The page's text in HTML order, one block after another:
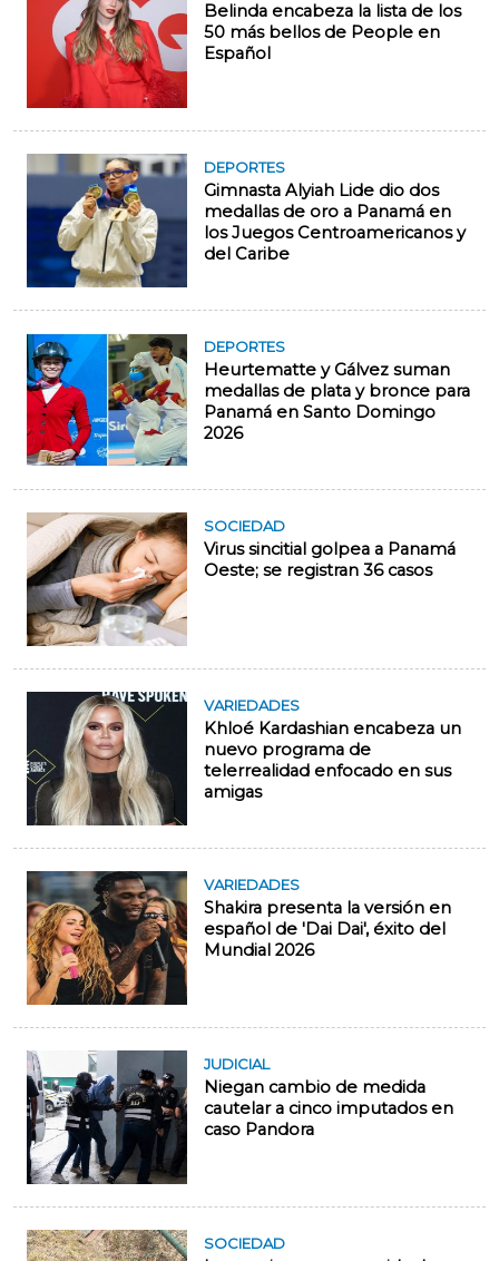
Belinda encabeza la lista de los
50 más bellos de People en
Español
DEPORTES
Gimnasta Alyiah Lide dio dos
medallas de oro a Panamá en
los Juegos Centroamericanos y
del Caribe
DEPORTES
Heurtematte y Gálvez suman
medallas de plata y bronce para
Panamá en Santo Domingo
2026
SOCIEDAD
Virus sincitial golpea a Panamá
Oeste; se registran 36 casos
VARIEDADES
Khloé Kardashian encabeza un
nuevo programa de
telerrealidad enfocado en sus
amigas
VARIEDADES
Shakira presenta la versión en
español de 'Dai Dai', éxito del
Mundial 2026
JUDICIAL
Niegan cambio de medida
cautelar a cinco imputados en
caso Pandora
SOCIEDAD